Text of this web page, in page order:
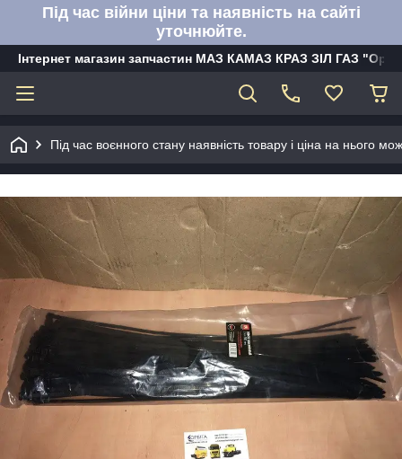
Під час війни ціни та наявність на сайті
уточнюйте.
Інтернет магазин запчастин МАЗ КАМАЗ КРАЗ ЗІЛ ГАЗ
Під час воєнного стану наявність товару і ціна на нього